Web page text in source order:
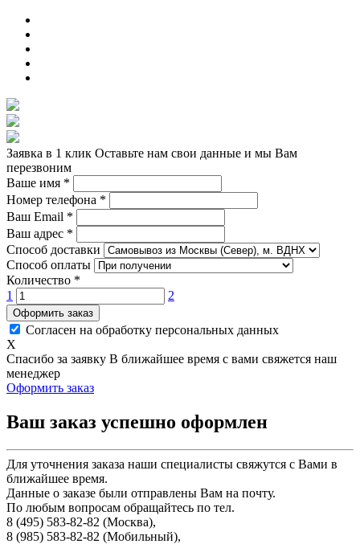
Заявка в 1 клик Оставьте нам свои данные и мы Вам
перезвоним
Ваше имя *
Номер телефона *
Ваш Email *
Ваш адрес *
Способ доставки
Способ оплаты
Количество *
1
2
Оформить заказ
Согласен на обработку персональных данных
X
Спасибо за заявку В ближайшее время с вами свяжется наш
менеджер
Оформить заказ
Ваш заказ успешно оформлен
Для уточнения заказа наши специалисты свяжутся с Вами в
ближайшее время.
Данные о заказе были отправлены Вам на почту.
По любым вопросам обращайтесь по тел.
8 (495) 583-82-82 (Москва),
8 (985) 583-82-82 (Мобильный),